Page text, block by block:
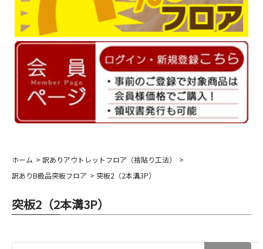
ホーム
訳ありアウトレットフロア（捨貼り工法）
訳ありB級品突板フロア
突板2（2本溝3P）
突板2（2本溝3P）